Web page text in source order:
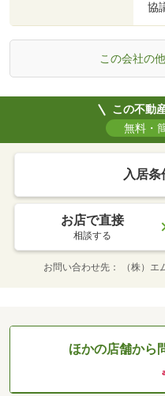
協
この会社の
この不動
無料・
入居条
お店で直接
相談する
お問い合わせ先 （株）
ほかの店舗から